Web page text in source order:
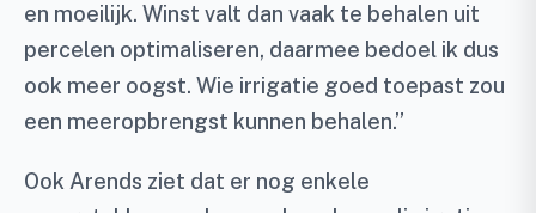
en moeilijk. Winst valt dan vaak te behalen uit
percelen optimaliseren, daarmee bedoel ik dus
ook meer oogst. Wie irrigatie goed toepast zou
een meeropbrengst kunnen behalen.”
Ook Arends ziet dat er nog enkele